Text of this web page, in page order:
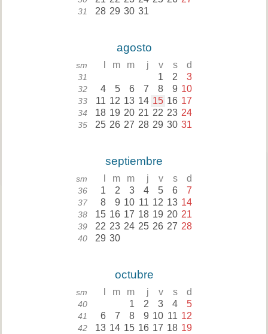
31 28 29 30 31
agosto
sm m m j v s d
31 1 2 3
32 4 5 6 7 8 9 10
33 11 12 13 14 15 16 17
34 18 19 20 21 22 23 24
35 25 26 27 28 29 30 31
septiembre
sm m m j v s d
36 1 2 3 4 5 6 7
37 8 9 10 11 12 13 14
38 15 16 17 18 19 20 21
39 22 23 24 25 26 27 28
40 29 30
octubre
sm m m j v s d
40 1 2 3 4 5
41 6 7 8 9 10 11 12
42 13 14 15 16 17 18 19